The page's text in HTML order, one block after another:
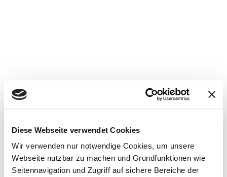
Diese Webseite verwendet Cookies
Wir verwenden nur notwendige Cookies, um unsere
Webseite nutzbar zu machen und Grundfunktionen wie
Seitennavigation und Zugriff auf sichere Bereiche der